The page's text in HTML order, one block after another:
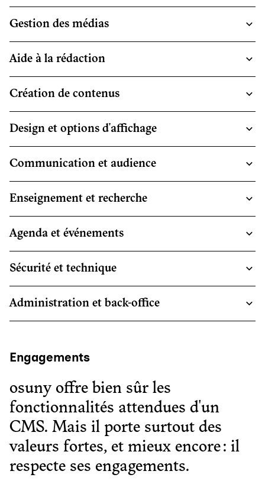
Gestion des médias
Aide à la rédaction
Création de contenus
Design et options d'affichage
Communication et audience
Enseignement et recherche
Agenda et événements
Sécurité et technique
Administration et back-office
Engagements
osuny offre bien sûr les
fonctionnalités attendues d'un
CMS. Mais il porte surtout des
valeurs fortes, et mieux encore : il
respecte ses engagements.